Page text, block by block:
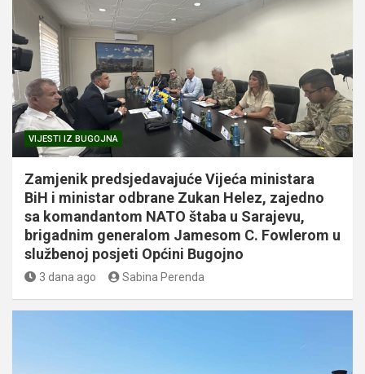
VIJESTI IZ BUGOJNA
Zamjenik predsjedavajuće Vijeća ministara
BiH i ministar odbrane Zukan Helez, zajedno
sa komandantom NATO štaba u Sarajevu,
brigadnim generalom Jamesom C. Fowlerom u
službenoj posjeti Općini Bugojno
3 dana ago Sabina Perenda